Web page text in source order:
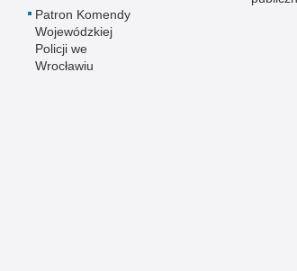
Patron Komendy
Wojewódzkiej
Policji we
Wrocławiu